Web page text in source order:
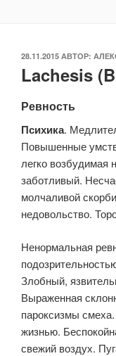
ОПУБЛИКОВАНО
28.11.2015 АВТОР:
Lachesis
Ревность
Психика.
Повышенные
легко возбудимая
заботливый.
молчаливой
недовольство.
Ненормальная
Злобный,
Выраженная
пароксизмы
жизнью.
свежий воздух.